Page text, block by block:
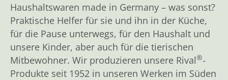
Haushaltswaren made in Germany – was sonst?
Praktische Helfer für sie und ihn in der Küche,
für die Pause unterwegs, für den Haushalt und
unsere Kinder, aber auch für die tierischen
Mitbewohner. Wir produzieren unsere Rival®-
Produkte seit 1952 in unseren Werken im Süden